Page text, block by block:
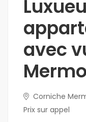
avec
Corniche
Prix sur appel